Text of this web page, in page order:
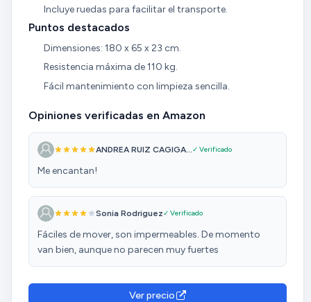
Incluye ruedas para facilitar el transporte.
Puntos destacados
Dimensiones: 180 x 65 x 23 cm.
Resistencia máxima de 110 kg.
Fácil mantenimiento con limpieza sencilla.
Opiniones verificadas en Amazon
ANDREA RUIZ CAGIGA... ✓ Verificado
Me encantan!
Sonia Rodriguez✓ Verificado
Fáciles de mover, son impermeables. De momento
van bien, aunque no parecen muy fuertes
Ver precio